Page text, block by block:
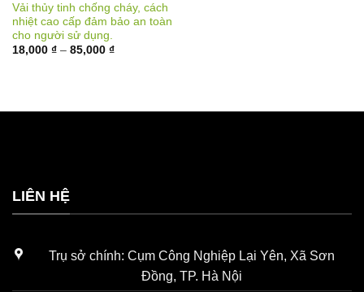
Vải thủy tinh chống cháy, cách
nhiệt cao cấp đảm bảo an toàn
cho người sử dụng.
18,000 ₫ – 85,000 ₫Khoảng
LIÊN HỆ
Trụ sở chính: Cụm Công Nghiệp Lại Yên, Xã Sơn
Đồng, TP. Hà Nội